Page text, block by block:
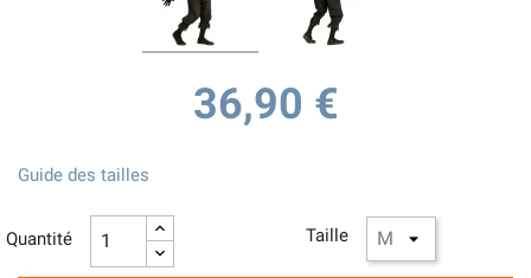
36,90 €
Taille
Guide des tailles
Quantité